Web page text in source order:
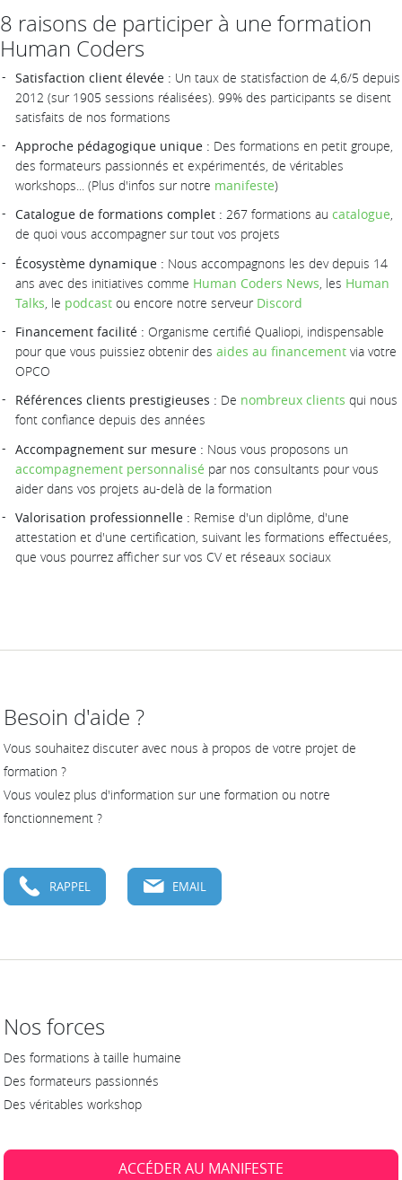
8 raisons de participer à une formation
Human Coders
Satisfaction client élevée : Un taux de statisfaction de 4,6/5 depuis
2012 (sur 1905 sessions réalisées). 99% des participants se disent
satisfaits de nos formations
Approche pédagogique unique : Des formations en petit groupe,
des formateurs passionnés et expérimentés, de véritables
workshops... (Plus d'infos sur notre manifeste)
Catalogue de formations complet : 267 formations au catalogue,
de quoi vous accompagner sur tout vos projets
Écosystème dynamique : Nous accompagnons les dev depuis 14
ans avec des initiatives comme Human Coders News , les Human
Talks , le podcast ou encore notre serveur Discord
Financement facilité : Organisme certifié Qualiopi, indispensable
pour que vous puissiez obtenir des aides au financement via votre
OPCO
Références clients prestigieuses : De nombreux clients qui nous
font confiance depuis des années
Accompagnement sur mesure : Nous vous proposons un
accompagnement personnalisé par nos consultants pour vous
aider dans vos projets au-delà de la formation
Valorisation professionnelle : Remise d'un diplôme, d'une
attestation et d'une certification, suivant les formations effectuées,
que vous pourrez afficher sur vos CV et réseaux sociaux
Besoin d'aide ?
Vous souhaitez discuter avec nous à propos de votre projet de
formation ?
Vous voulez plus d'information sur une formation ou notre
fonctionnement ?
RAPPEL EMAIL
Nos forces
Des formations à taille humaine
Des formateurs passionnés
Des véritables workshop
ACCÉDER AU MANIFESTE